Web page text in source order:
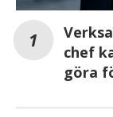
chef
göra